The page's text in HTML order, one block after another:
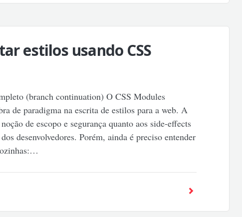
estilos usando CSS
(branch continuation) O CSS Modules
de paradigma na escrita de estilos para a web. A
de escopo e segurança quanto aos side-effects
desenvolvedores. Porém, ainda é preciso entender